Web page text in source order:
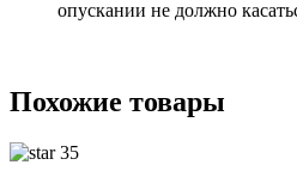
опускании не должно
Похожие товары
35